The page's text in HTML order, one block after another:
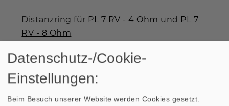
Distanzring für PL 7 RV - 4 Ohm und PL 7
RV - 8 Ohm
Eigenschaften
Material: Kunststoff
Datenschutz-/Cookie-
Einstellungen:
Beim Besuch unserer Website werden Cookies gesetzt.